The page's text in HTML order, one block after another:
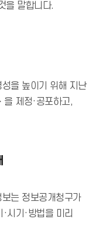
을 말합니다.
을 높이기 위해 지난
제정·공포하고,
는 정보공개청구가
시기·방법을 미리